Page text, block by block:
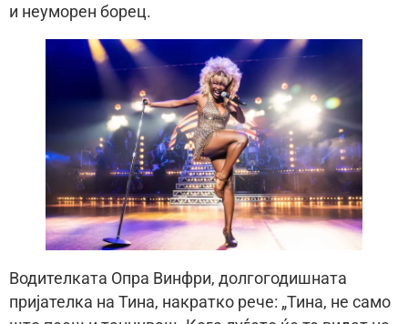
и неуморен борец.
Водителката Опра Винфри, долгогодишната
пријателка на Тина, накратко рече: „Тина, не само